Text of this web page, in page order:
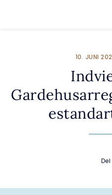
10. JUNI
Del